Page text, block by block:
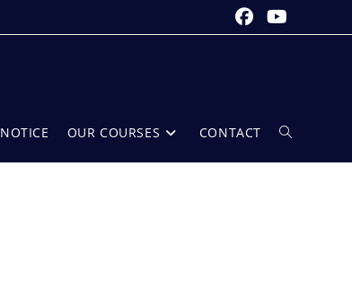
NOTICE OUR COURSES CONTACT Toggle